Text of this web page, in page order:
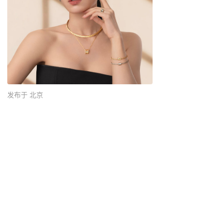
发布于 北京